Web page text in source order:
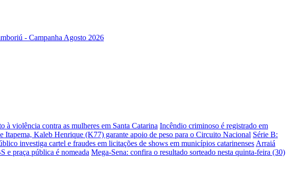
à violência contra as mulheres em Santa Catarina Incêndio criminoso é registrado em
Itapema, Kaleb Henrique (K77) garante apoio de peso para o Circuito Nacional Série B:
investiga cartel e fraudes em licitações de shows em municípios catarinenses Arraiá
e praça pública é nomeada Mega-Sena: confira o resultado sorteado nesta quinta-feira (30)